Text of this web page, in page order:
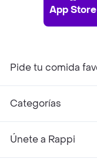
App Store
Pide tu comida
Categorías
Únete a Rappi